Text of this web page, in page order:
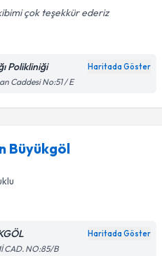
çok teşekkür ederiz
Polikliniği Haritada Göster
Caddesi No:51 / E
Büyükgöl
Haritada Göster
CAD. NO:85/B